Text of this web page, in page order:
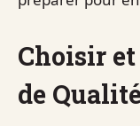
Choisir
de Qualité